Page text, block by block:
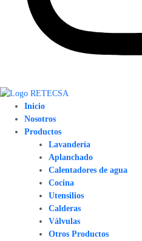
Inicio
Nosotros
Productos
Lavandería
Aplanchado
Calentadores de agua
Cocina
Utensilios
Calderas
Válvulas
Otros Productos